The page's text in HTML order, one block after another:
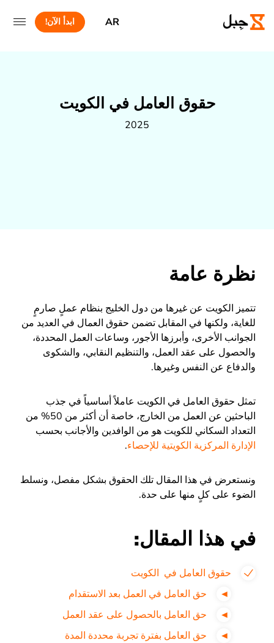
AR ابدأ الآن!
حقوق العامل في الكويت
2025
نظرة عامة
تتميز الكويت عن غيرها من دول الخليج بنظام عملٍ صارمٍ
للغاية، ولكنها في المقابل تضمن حقوق العمال في العديد من
الجوانب الأخرى، وأبرزها الأجور، وساعات العمل المحددة،
والحصول على عقد العمل، والتنظيم النقابي، والشكوى
والدفاع عن النفس وغيرها.
تمثل حقوق العامل في الكويت عاملاً أساسياً في جذب
الباحثين عن العمل من الخارج، خاصة أن أكثر من 50% من
التعداد السكاني للكويت هو من الوافدين والأجانب بحسب
الإدارة المركزية الكويتية للإحصاء.
ونستعرض في هذا المقال تلك الحقوق بشكل مفصل، ونسلط
الضوء على كلٍ منها على حدة.
في هذا المقال:
حقوق العامل في الكويت
حق العامل في العمل بعد الاستقدام
حق العامل بالحصول على عقد العمل
حق العامل بفترة تجربة محددة المدة